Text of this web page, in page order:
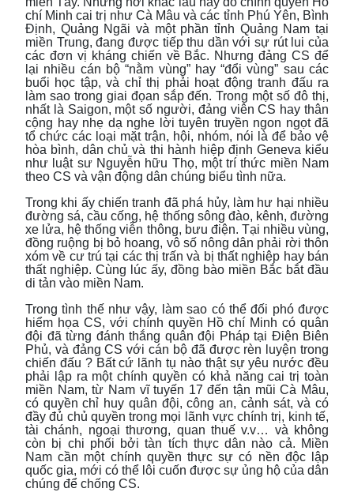
chí Minh cai trị như Cà Mâu và các tỉnh Phú Yên, Bình
Định, Quảng Ngãi và một phần tỉnh Quảng Nam tại
miền Trung, đang được tiếp thu dần với sự rút lui của
các đơn vị kháng chiến về Bắc. Nhưng đảng CS để
lại nhiều cán bộ “nằm vùng” hay “đổi vùng” sau các
buổi học tập, và chỉ thị phải hoạt động tranh đấu ra
làm sao trong giai đọan sắp đến. Trong một số đô thị,
nhất là Saigon, một số người, đảng viên CS hay thân
cộng hay nhẹ dạ nghe lời tuyên truyền ngon ngọt đã
tổ chức các loại mặt trận, hội, nhóm, nói là để bảo vệ
hòa bình, dân chủ và thi hành hiệp định Geneva kiểu
như luật sư Nguyễn hữu Thọ, một trí thức miền Nam
theo CS và vận động dân chúng biểu tình nữa.
Trong khi ấy chiến tranh đã phá hủy, làm hư hại nhiều
đường sá, cầu cống, hệ thống sông đào, kênh, đường
xe lửa, hệ thống viễn thông, bưu điện. Tại nhiều vùng,
đồng ruộng bị bỏ hoang, vô số nông dân phải rời thôn
xóm về cư trú tại các thị trấn và bị thất nghiệp hay bán
thất nghiệp. Cùng lúc ấy, đồng bào miền Bắc bắt đầu
di tản vào miền Nam.
Trong tình thế như vậy, làm sao có thể đối phó được
hiểm họa CS, với chính quyền Hồ chí Minh có quân
đội đã từng đánh thắng quân đội Pháp tại Điện Biên
Phủ, và đảng CS với cán bộ đã được rèn luyện trong
chiến đấu ? Bất cứ lãnh tụ nào thật sự yêu nước đều
phải lập ra một chính quyền có khả năng cai trị toàn
miền Nam, từ Nam vĩ tuyến 17 đến tận mũi Cà Mâu,
có quyền chỉ huy quân đội, công an, cảnh sát, và có
đầy đủ chủ quyền trong mọi lãnh vực chính trị, kinh tế,
tài chánh, ngoại thương, quan thuế v.v… và không
còn bị chi phối bởi tàn tích thực dân nào cả. Miền
Nam cần một chính quyền thực sự có nền độc lập
quốc gia, mới có thể lôi cuốn được sự ủng hộ của dân
chúng để chống CS.